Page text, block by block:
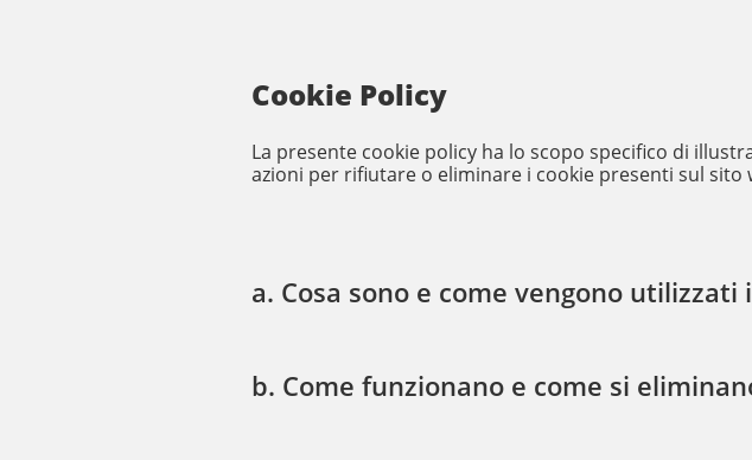
Cookie Policy
La presente cookie policy ha lo scopo specifico di
azioni per rifiutare o eliminare i cookie presenti sul sito
a. Cosa sono e come vengono utilizzati
b. Come funzionano e come si